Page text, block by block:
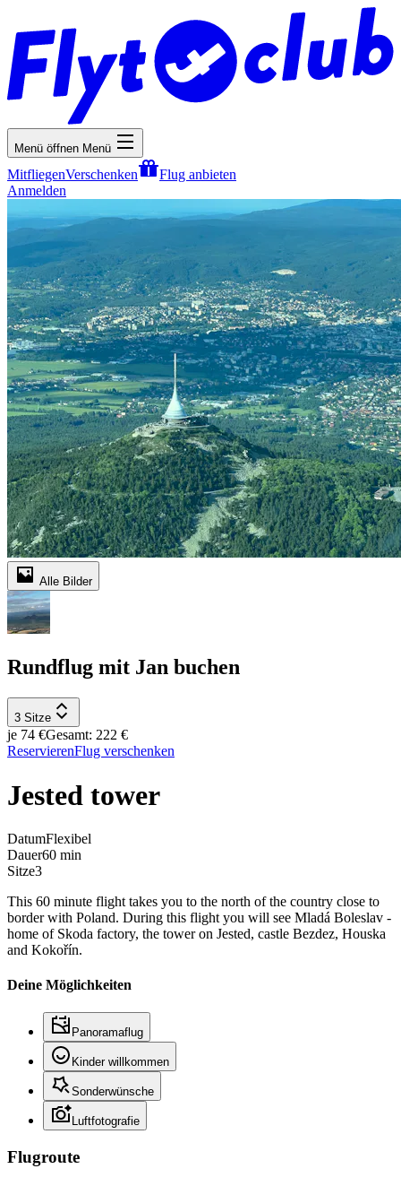
Menü öffnen Menü
MitfliegenVerschenken
Flug anbieten
Anmelden
Alle Bilder
Rundflug mit Jan buchen
3 Sitze
je 74 €Gesamt: 222 €
ReservierenFlug verschenken
Jested tower
DatumFlexibel
Dauer60 min
Sitze3
This 60 minute flight takes you to the north of the country close to
border with Poland. During this flight you will see Mladá Boleslav -
home of Skoda factory, the tower on Jested, castle Bezdez, Houska
and Kokořín.
Deine Möglichkeiten
Panoramaflug
Kinder willkommen
Sonderwünsche
Luftfotografie
Flugroute